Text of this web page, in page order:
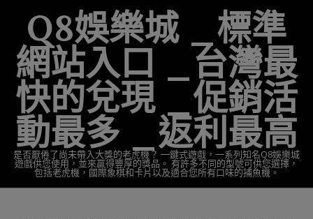
contentQ8娛樂城 _標準
網站入口 _台灣最
快的兌現 _促銷活
動最多 _返利最高
是否厭倦了尚未帶入大獎的老虎機？ 一鍵式遊戲，一系列知名Q8娛樂城
遊戲供您使用，並來贏得豐厚的獎品。 有許多不同的型號可供您選擇，
包括老虎機，國際象棋和卡片以及適合您所有口味的捕魚機。